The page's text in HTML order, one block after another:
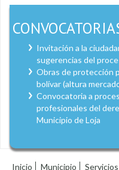
Invitación a la
sugerencias del
Obras de protección
bolívar (altura
Convocatoria a
profesionales del
Municipio de Loja
Inicio Municipio Servicios